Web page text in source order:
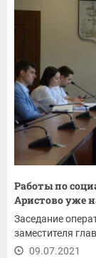
Работы по
Аристово уже
Заседание
заместителя
09.07.2021